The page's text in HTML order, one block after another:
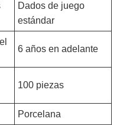
Dados de juego
estándar
6 años en adelante
100 piezas
Porcelana